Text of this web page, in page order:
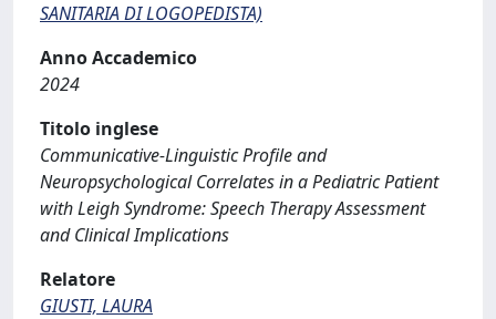
SANITARIA DI LOGOPEDISTA)
Anno Accademico
2024
Titolo inglese
Communicative-Linguistic Profile and
Neuropsychological Correlates in a Pediatric Patient
with Leigh Syndrome: Speech Therapy Assessment
and Clinical Implications
Relatore
GIUSTI, LAURA